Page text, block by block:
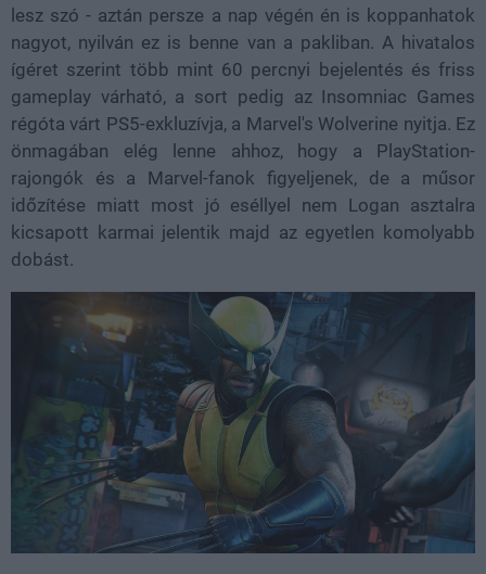
lesz szó - aztán persze a nap végén én is koppanhatok
nagyot, nyilván ez is benne van a pakliban. A hivatalos
ígéret szerint több mint 60 percnyi bejelentés és friss
gameplay várható, a sort pedig az Insomniac Games
régóta várt PS5-exkluzívja, a Marvel's Wolverine nyitja. Ez
önmagában elég lenne ahhoz, hogy a PlayStation-
rajongók és a Marvel-fanok figyeljenek, de a műsor
időzítése miatt most jó eséllyel nem Logan asztalra
kicsapott karmai jelentik majd az egyetlen komolyabb
dobást.